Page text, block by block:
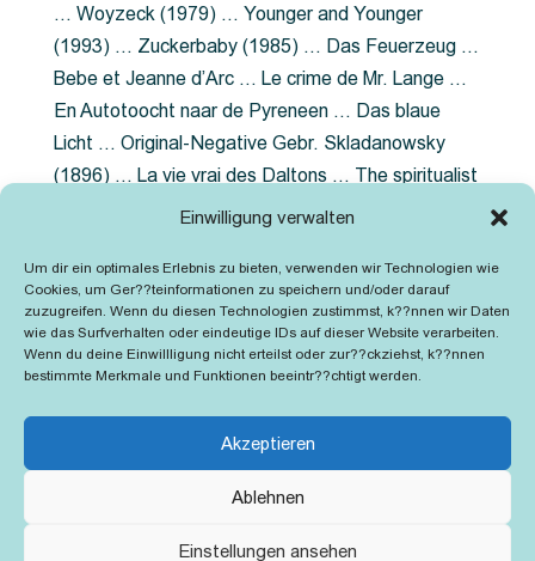
Einwilligung verwalten
Um dir ein optimales Erlebnis zu bieten, verwenden wir Technologien wie
Cookies, um Ger??teinformationen zu speichern und/oder darauf
zuzugreifen. Wenn du diesen Technologien zustimmst, k??nnen wir Daten
wie das Surfverhalten oder eindeutige IDs auf dieser Website verarbeiten.
Wenn du deine Einwillligung nicht erteilst oder zur??ckziehst, k??nnen
bestimmte Merkmale und Funktionen beeintr??chtigt werden.
Akzeptieren
Ablehnen
Einstellungen ansehen
… Woyzeck (1979) … Younger and Younger
(1993) … Zuckerbaby (1985) … Das Feuerzeug …
Bebe et Jeanne d’Arc … Le crime de Mr. Lange …
En Autotoocht naar de Pyreneen … Das blaue
Licht … Original-Negative Gebr. Skladanowsky
(1896) … La vie vrai des Daltons … The spiritualist
photographer … Feuer im Fjord … The Song of the
Grubenlampe … Tolstoy … Grün ist die Heide …
Lady Hamilton … Mütter verzaget nicht …
Ruttmann Werbefilme